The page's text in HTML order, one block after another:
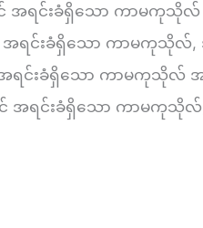
ျှင် အရင်းခံရှိသော ကာမကု
င် အရင်းခံရှိသော ကာမကုသို
အရင်းခံရှိသော ကာမကုသိုလ်
အရင်းခံရှိသော ကာမကုသို